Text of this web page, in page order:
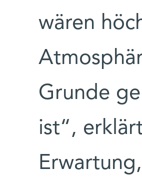
wären
Grunde
ist“,